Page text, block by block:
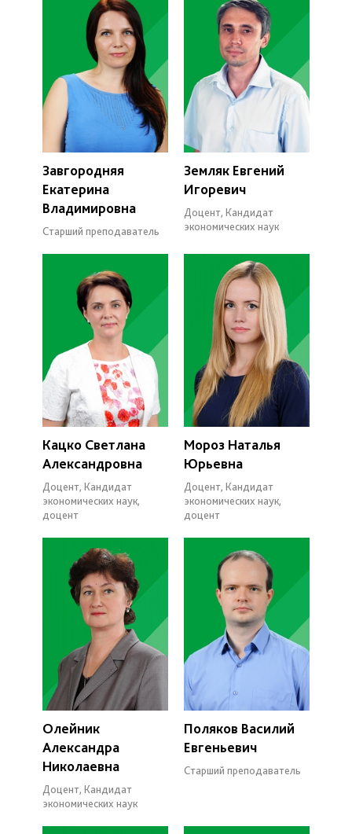
Завгородняя
Екатерина
Владимировна
Старший преподаватель
Земляк Евгений
Игоревич
Доцент, Кандидат
экономических наук
Кацко Светлана
Александровна
Доцент, Кандидат
экономических наук,
доцент
Мороз Наталья
Юрьевна
Доцент, Кандидат
экономических наук,
доцент
Олейник
Александра
Николаевна
Доцент, Кандидат
экономических наук
Поляков Василий
Евгеньевич
Старший преподаватель